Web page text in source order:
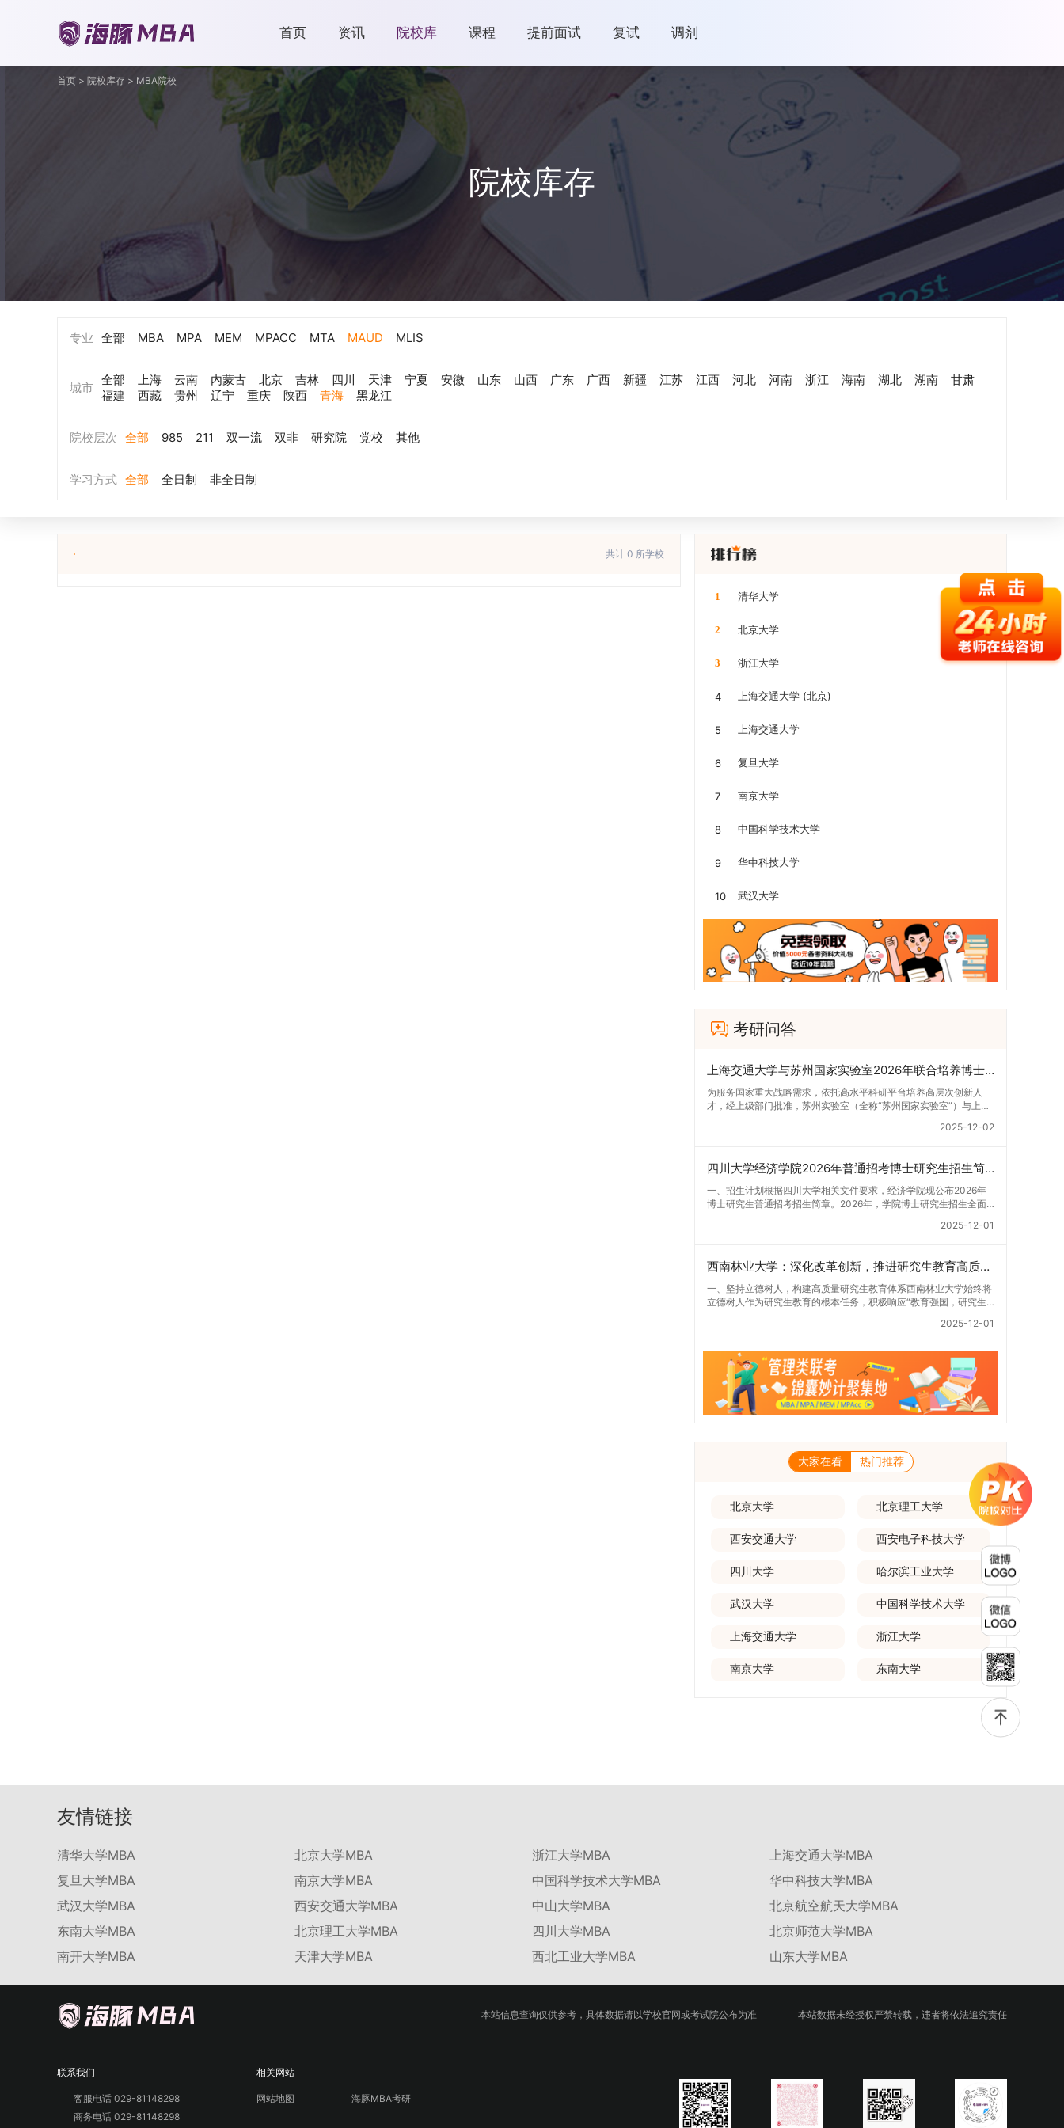
首页 资讯 院校库 课程 提前面试 复试 调剂
首页 > 院校库存 > MBA院校
院校库存
专业 全部 MBA MPA MEM MPACC MTA MAUD MLIS
城市
全部 上海 云南 内蒙古 北京 吉林 四川 天津 宁夏 安徽 山东 山西 广东 广西 新疆 江苏 江西 河北 河南 浙江 海南 湖北 湖南
甘肃
福建
西藏 贵州 辽宁 重庆 陕西 青海 黑龙江
院校层次 全部 985 211 双一流 双非 研究院 党校 其他
学习方式 全部 全日制 非全日制
共计 0 所学校
1 清华大学
2 北京大学
3 浙江大学
4 上海交通大学 (北京)
5 上海交通大学
6 复旦大学
7 南京大学
8 中国科学技术大学
9 华中科技大学
10 武汉大学
考研问答
上海交通大学与苏州国家实验室2026年联合培养博士生专项计划招生简章
为服务国家重大战略需求，依托高水平科研平台培养高层次创新人
才，经上级部门批准，苏州实验室（全称“苏州国家实验室”）与上海
目旨在选拔优秀学子，在材料及相关前沿交叉学科领域进行深度培
国家战略发展方向，培育具备科学家素养、创新精神与科研能力，系
统掌握学科前沿知识，能胜任高水平科学研究与技术开发工作的未来
领军人才。二、招生安排（一）招生学科范围涵盖材料科学与工程
（0805）、化学（0703）、电子科学与技术（0809）、材料与化
（二）招生名额2026年度具体招生规模以国家最终下达计划为准，
读与申请-考核制，将根据考生综合素质择优录取。（四）培养类别
（一）学籍管理联合培养学生学籍隶属于上海交通大学，基本修业年
限按该校研究生学籍管理办法执行。（二）培养阶段划分培养过程分
为两个主要阶段：第一阶段于上海交通大学完成课程学习；第二阶段
学位授予要求的，将获发上海交通大学博士研究生毕业证书并授予博
士学位。四、项目特色与支持条件（一）高水平科研平台学生可参与
国家重大科研项目，接触材料领域大科学装置与人工智能辅助研发平
台，获得前沿科研训练条件。（二）优质导师资源由包括院士在内的
资深科研人员组成导师团队，提供高水平学术指导，并支持参与国际
表现优异者，毕业后可优先获得苏州实验室的工作推荐机会。五、申
请条件与报名流程（一）基本申请条件不同选拔方式的申请者需满足
相应规定：本科直博生须符合上海交通大学推荐免试研究生相关要
求。硕博连读与申请-考核制申请者应满足当年度上海交通大学博士
研究生招生的基本条件及各学院补充规定。（二）报名方式所有申请
人须提前与意向导师沟通确认招生意向，并在达成一致后进行网上报
名：本科直博生须按规定时间登录国家推荐免试服务系统完成志愿填
报。硕博连读与申请-考核制考生需登录上海交通大学研招网报名系
统，选择“国家实验室联培专项”，并选定名录内交大导师。（三）报
名时间节点本科直博生报名以学校通知为准；硕博连读与申请-考核
年3月15日至4月20日，具体时间以报考学院通知为准。（四）材料
提交申请人须按学校及报考学院要求，如实提交全部申请材料并完成
线上报名程序。六、考核与录取考核工作由上海交通大学相关学院与
苏州实验室联合组织，具体考核形式、内容及流程以学院后续公布的
重，报名及考核期间有违规或学术不端行为者将按有关规定处理。
（二）费用与奖助学费标准按上海交通大学相关规定执行；学生在读
期间享受学校与实验室共同提供的奖助学金待遇。（三）住宿安排课
程学习阶段由学校协调住宿；进入实验室科研阶段后，由苏州实验室
2025-12-02
四川大学经济学院2026年普通招考博士研究生招生简章
一、招生计划根据四川大学相关文件要求，经济学院现公布2026年
博士研究生普通招考招生简章。2026年，学院博士研究生招生全面
招生计划详见学院官网发布的《四川大学经济学院2026年博士生招
报名情况进行适当调整。除国家专项计划外，我院招收定向就业考生
的比例原则上不超过总计划的5%。全日制定向就业考生在基本修业
年限内须全脱产在校学习。二、报考流程（一）报名资格1.申请人应
拥护中国共产党的领导，品德良好，遵纪守法，身心健康，并满足
具备较强的科研能力，并展现出良好的科研发展潜力。3.提交两份由
中一份必须由报考导师出具。4.以同等学力身份报考者，其科研成果
须同时符合以下两项要求：①以第一作者身份在报考学科领域内发
表期刊文章，其中至少1篇为A级、1篇为B级（期刊等级依据《四川
大学哲学社会科学期刊与应用成果分级方案》认定）；②作为主要
完成人获得省部级二等奖及以上科研成果奖励（以证书为准），其中
的招生章程、简章及专业目录，按规定完成报名及缴费。逾期未完成
视为自动放弃。（三）申请材料提交符合报考条件的考生，需下载并
填写《博士入学申请材料自查表》，按要求整理申请材料，确保材料
齐全、顺序正确。所有纸质申请材料及自查表须于2025年12月22日
上午10:00前寄达经济学院研究生招生办公室。重要提示：材料送达
时间以签收时间为准，逾期不予受理；建议选择可靠快递方式邮寄；
请严格对照材料清单顺序整理提交。材料不全、不符合要求或存在弄
虚作假者，资格审查将不予通过。所有提交材料不予退还。考生须对
报名信息的真实性和准确性负责，报名信息一经确认提交，不得修
改。如确需修改，须在报名截止前重新填报。三、选拔与录取1.资格
审查学院将依据网上报名信息及寄达的申请材料进行资格审查，核实
考生报考资格、材料完整性及缴费情况。审查结果预计于2025年12
月下旬在学院网站公布。2.材料评议学院将组织专家组对通过资格审
查的考生材料进行评议并打分，满分为100分。评议结果预计于2026
年1月中上旬公布。学院将根据材料评议成绩及招生计划，确定进入
复试的考生名单。同等学力报考者须参加学校统一组织的政治理论考
试，具体时间地点另行通知，成绩合格线为60分。非同等学力考生无
需参加。3.复试安排复试环节将对考生的思想品德、专业素养、外语
能力、创新意识及综合素质进行全面考察。复试分为笔试与面试两部
分：笔试科目为“经济学综合”，适用于理论经济学与应用经济学各专
业，形式为闭卷，时长为3小时，满分100分。面试环节要求考生准
绩低于60分者不予录取。同等学力考生复试期间须加试两门本专业硕
行复核。考核不合格者不予录取。四、录取办法1.考生总成绩由材料
评议成绩和复试成绩加权得出，具体计算公式为：总成绩 = 材料评议
成绩 × 50% + 复试成绩 × 50%。2.录取工作坚持“全面衡量、择优录
取、保证质量、宁缺毋滥”原则，根据招生计划、考生总成绩、思想
政治表现及身心健康状况等因素确定拟录取名单。3.拟录取考生须在
学校医院出具），体检标准按教育部及学校相关规定执行。4.拟录取
考生寄发录取通知书。
2025-12-01
西南林业大学：深化改革创新，推进研究生教育高质量发展
一、坚持立德树人，构建高质量研究生教育体系西南林业大学始终将
立德树人作为研究生教育的根本任务，积极响应“教育强国，研究生
引领研究生思想政治教育，修订并印发了《研究生导师立德树人职责
立德才兼备、科技报国的远大志向，增强社会责任感和人文关怀，促
进个人成长与国家战略需求深度融合。同时，学校制定《关于进一步
加强研究生教育管理工作的实施意见》，强化学风建设，深化科研诚
信与学术道德教育，弘扬科学精神。学校坚持“五育并举”育人理念，
通过德育铸魂、智育启智、体育强身、美育润心、劳育践行，全面培
养全过程。通过修订导师立德树人职责实施细则，明确导师在研究生
成长中的关键角色，推动形成以德为先、科研报国的育人氛围。在加
强学术规范和学风建设方面，学校持续开展学术诚信教育，营造风清
气正的学术环境。（二）完善“五育并举”育人机制学校系统推进德
育、智育、体育、美育和劳育有机融合，构建全面发展的育人体系。
通过课程教学、科研训练、社会实践等多种途径，提升研究生的综合
素质，培养具有创新精神、实践能力和社会责任感的时代新人。二、
优化招生与学科结构，服务国家战略需求西南林业大学主动对接国家
重大战略和区域发展需要，不断优化学科布局与招生机制，提升研究
生教育服务经济社会发展的能力。目前，学校拥有4个一级学科博士
点、1个博士专业学位点，以及17个一级学科硕士点和17个硕士专业
学位点。“十四五”期间，学校研究生规模实现显著增长，博士研究生
规模增长达211%。在招生宣传方面，学校构建了“网络宣传+AI智能
咨询+现场答疑”三位一体的招生宣传平台，持续推进招生模式改革。
2024年起全面推行“申请-考核”制博士招生，2025年进一步拓展“直
博”“硕博连读”等多元招生渠道。在学科专业调整方面，学校实施存量
专业优化行动，压缩或撤销生源不足专业，将非全日制招生计划向需
求旺盛的学科倾斜；同时加快推进急需学科专业建设，陆续开展“生
单列专项招生计划，与中国科学院昆明植物研究所、西双版纳热带植
物园等科研机构开展联合培养，探索跨学科、跨机构的研究生培养新
机制。（一）推进招生制度改革与生源质量提升学校建立多元化招生
学校不断优化学科结构。面向国家战略和产业需求，加快布局新兴交
教育、科技、人才协同发展的理念贯穿研究生培养全过程，着力提升
优化前者课程体系的理论深度，强化后者课程的应用性与实践性。在
地建设管理办法》等文件，明确产学研一体化培养定位。目前已建成
设成效显著，1个项目入选教育部主题案例库，“十四五”以来获批省
级案例库项目70余项、省级优质课程近50门。2025年，学校专项投
入60余万元设立研究生科研创新基金，支持学生开展前沿研究。学校
科研创新与学科竞赛成果丰硕：2024年，研究生以第一作者发表的
获国家级奖项30余项、省级奖项200余项。（一）推进分类培养与课
案例库与优质课程建设为高质量教学提供支撑。（三）支持科研创新
与学术交流学校设立专项科研基金，举办高水平学术讲座，鼓励研究
生参与创新实践。近年来，研究生在论文发表与学科竞赛方面取得一
系列突破，体现了培养质量的显著提升。
2025-12-01
大家在看 热门推荐
北京大学 北京理工大学
西安交通大学 西安电子科技大学
四川大学 哈尔滨工业大学
武汉大学 中国科学技术大学
上海交通大学 浙江大学
南京大学 东南大学
友情链接
清华大学MBA 北京大学MBA 浙江大学MBA
上海交通大学MBA
复旦大学MBA
南京大学MBA 中国科学技术大学MBA
华中科技大学MBA
武汉大学MBA
西安交通大学MBA 中山大学MBA
北京航空航天大学MBA
东南大学MBA
北京理工大学MBA 四川大学MBA
北京师范大学MBA
南开大学MBA
天津大学MBA 西北工业大学MBA 山东大学MBA
本站信息查询仅供参考，具体数据请以学校官网或考试院公布为准 本站数据未经授权严禁转载，违者将依法追究责任
联系我们
客服电话 029-81148298
商务电话 029-81148298
相关网站
网站地图 海豚MBA考研